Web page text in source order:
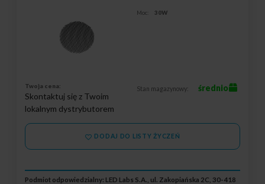
Moc: 30W
Twoja cena:
Skontaktuj się z Twoim
lokalnym dystrybutorem
Stan magazynowy: średnio
DODAJ DO LISTY ŻYCZEŃ
Podmiot odpowiedzialny: LED Labs S.A., ul. Zakopiańska 2C, 30-418